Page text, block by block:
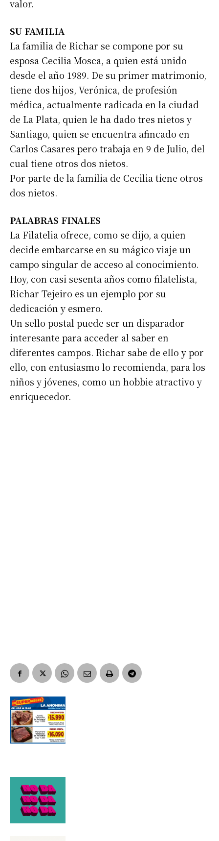
valor.
SU FAMILIA
La familia de Richar se compone por su
esposa Cecilia Mosca, a quien está unido
desde el año 1989. De su primer matrimonio,
tiene dos hijos, Verónica, de profesión
médica, actualmente radicada en la ciudad
de La Plata, quien le ha dado tres nietos y
Santiago, quien se encuentra afincado en
Carlos Casares pero trabaja en 9 de Julio, del
cual tiene otros dos nietos.
Por parte de la familia de Cecilia tiene otros
dos nietos.
PALABRAS FINALES
La Filatelia ofrece, como se dijo, a quien
decide embarcarse en su mágico viaje un
campo singular de acceso al conocimiento.
Hoy, con casi sesenta años como filatelista,
Richar Tejeiro es un ejemplo por su
dedicación y esmero.
Un sello postal puede ser un disparador
interesante para acceder al saber en
diferentes campos. Richar sabe de ello y por
ello, con entusiasmo lo recomienda, para los
niños y jóvenes, como un hobbie atractivo y
enriquecedor.